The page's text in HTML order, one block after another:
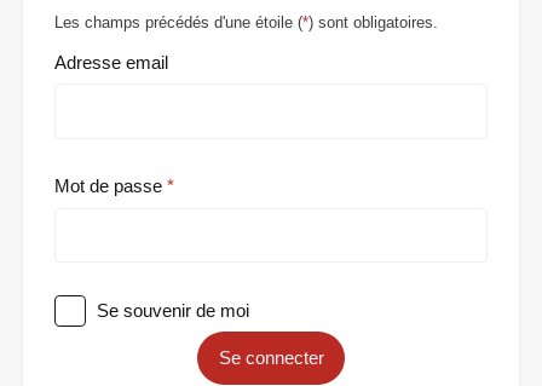
Les champs précédés d'une étoile (*) sont obligatoires.
Adresse email
Mot de passe
Se souvenir de moi
Se connecter